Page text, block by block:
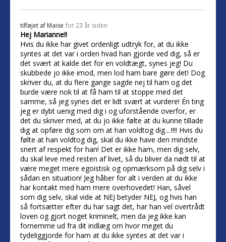
tilføjet af Maise for 23 år siden
Hej Marianne!!
Hvis du ikke har givet ordenligt udtryk for, at du ikke
syntes at det var i orden hvad han gjorde ved dig, så er
det svært at kalde det for en voldtægt, synes jeg! Du
skubbede jo ikke imod, men lod ham bare gøre det! Dog
skriver du, at du flere gange sagde nej til ham og det
burde være nok til at få ham til at stoppe med det
samme, så jeg synes det er lidt svært at vurdere! Én ting
jeg er dybt uenig med dig i og uforstående overfor, er
det du skriver med, at du jo ikke følte at du kunne tillade
dig at opføre dig som om at han voldtog dig....!!!! Hvis du
følte at han voldtog dig, skal du ikke have den mindste
snert af respekt for han! Det er ikke ham, men dig selv,
du skal leve med resten af livet, så du bliver da nødt til at
være meget mere egoistisk og opmærksom på dig selv i
sådan en situation! Jeg håber for alt i verden at du ikke
har kontakt med ham mere overhovedet! Han, såvel
som dig selv, skal vide at NEJ betyder NEJ, og hvis han
så fortsætter efter du har sagt det, har han vel overtrådt
loven og gjort noget kriminelt, men da jeg ikke kan
fornemme ud fra dit indlæg om hvor meget du
tydeliggjorde for ham at du ikke syntes at det var i